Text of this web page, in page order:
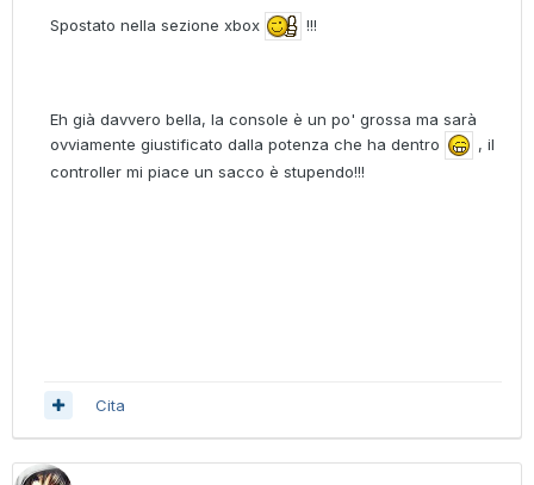
Spostato nella sezione xbox !!!
Eh già davvero bella, la console è un po' grossa ma sarà
ovviamente giustificato dalla potenza che ha dentro
, il
controller mi piace un sacco è stupendo!!!
Cita